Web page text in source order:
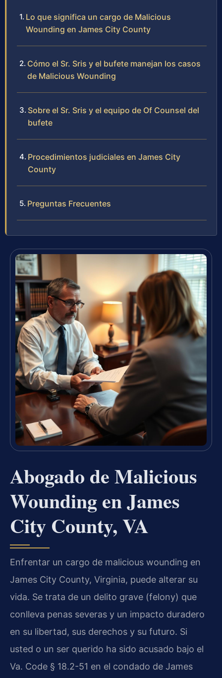
Lo que significa un cargo de Malicious
Wounding en James City County
Cómo el Sr. Sris y el bufete manejan los casos
de Malicious Wounding
Sobre el Sr. Sris y el equipo de Of Counsel del
bufete
Procedimientos judiciales en James City
County
Preguntas Frecuentes
Abogado de Malicious
Wounding en James
City County, VA
Enfrentar un cargo de malicious wounding en
James City County, Virginia, puede alterar su
vida. Se trata de un delito grave (felony) que
conlleva penas severas y un impacto duradero
en su libertad, sus derechos y su futuro. Si
usted o un ser querido ha sido acusado bajo el
Va. Code § 18.2-51 en el condado de James